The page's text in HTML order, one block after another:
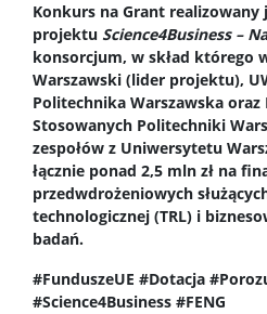
Popularyzacja
Spotkasz nas
Wykłady z ciekawej chemii
WChemii, czyli lab od
WChemii, czyli studia od
Konkurs na Grant realizowany
projektu Science4Business –
konsorcjum, w skład którego
Warszawski (lider projektu),
Politechnika Warszawska
Stosowanych Politechniki
zespołów z Uniwersytetu
łącznie ponad 2,5 mln zł na
przedwdrożeniowych
technologicznej (TRL) i
badań.
#FunduszeUE #Dotacja
#Science4Business #FENG